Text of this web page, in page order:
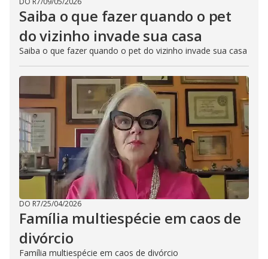
Saiba o que fazer quando o pet
do vizinho invade sua casa
Saiba o que fazer quando o pet do vizinho invade sua casa
DO R7/25/04/2026
Família multiespécie em caos de
divórcio
Família multiespécie em caos de divórcio